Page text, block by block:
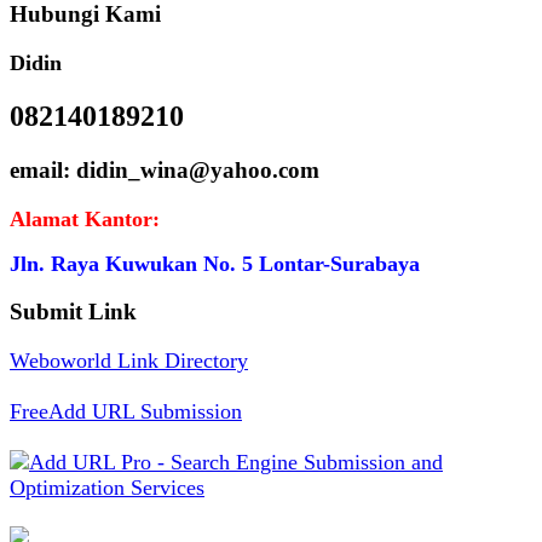
Hubungi Kami
Didin
082140189210
email: didin_wina@yahoo.com
Alamat Kantor:
Jln. Raya Kuwukan No. 5 Lontar-Surabaya
Submit Link
Weboworld Link Directory
FreeAdd URL Submission